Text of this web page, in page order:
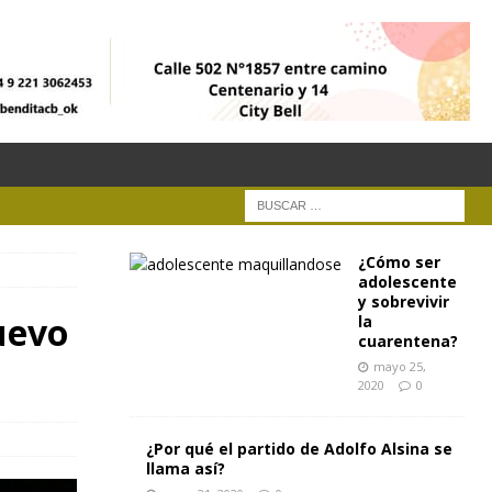
¿Cómo ser
adolescente
y sobrevivir
la
cuarentena?
mayo 25,
2020
0
¿Por qué el partido de Adolfo Alsina se
llama así?